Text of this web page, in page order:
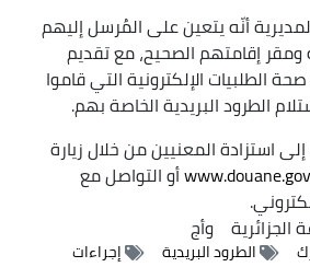
أنّه يتعين على المُرسل إليهم
إقامتهم الصحيح، مع تقديم
الطلبيات الإلكترونية التي قاموا
الطرود البريدية الخاصة بهم.
استزادة المعنيين من خلال زيارة
أو التواصل مع
وأج
الطرود البريدية إجراءات